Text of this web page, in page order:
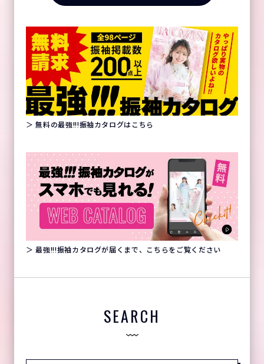
＞ 無料の最強!!!振袖カタログはこちら
＞ 最強!!!振袖カタログが届くまで、こちらをご覧ください
SEARCH